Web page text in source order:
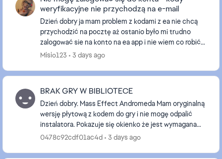
weryfikacyjne nie przychodzą na e-mail
Dzień dobry ja mam problem z kodami z ea nie chcą
przychodzić na pocztę aż ostanio było mi trudno
zalogować sie na konto na ea app i nie wiem co robić
nawet nazwy nie moge zmienić bo muszę potwierdzi...
Misio123 3 days ago
BRAK GRY W BIBLIOTECE
Dzień dobry. Mass Effect Andromeda Mam oryginalną
wersję płytową z kodem do gry i nie mogę odpalić
instalatora. Pokazuje się okienko że jest wymagana
aplikacja origin z kodem błędu 14:1. Po zainsta...
0478c92cdf01ac4d 3 days ago